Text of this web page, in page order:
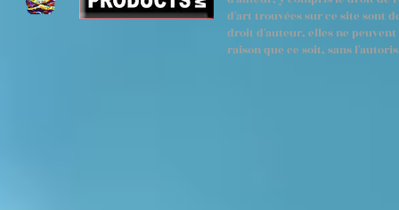
d'art trouvées sur ce site sont
droit d'auteur, elles ne
raison que ce soit, sans